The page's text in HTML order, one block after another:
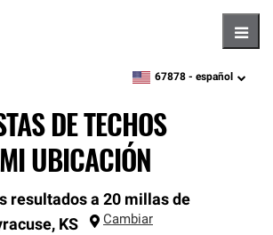
zipcode, language
67878 - español
DE TECHOS
UBICACIÓN
resultados a 20 millas de
, KS Cambiar